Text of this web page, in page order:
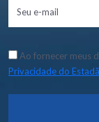
Ao fornecer meus
Privacidade do